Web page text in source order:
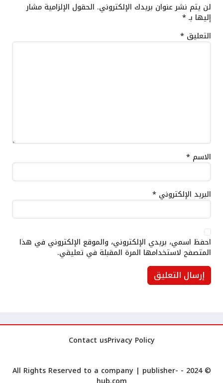
لن يتم نشر عنوان بريدك الإلكتروني. الحقول الإلزامية مشار
إليها بـ*
التعليق *
الاسم *
البريد الإلكتروني *
احفظ اسمي، بريدي الإلكتروني، والموقع الإلكتروني في هذا
المتصفح لاستخدامها المرة المقبلة في تعليقي.
Privacy Policy
Contact us
© 2024 - All Rights Reserved to a company |
publisher-